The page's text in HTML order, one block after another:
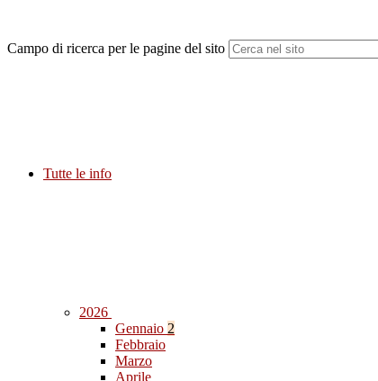
Campo di ricerca per le pagine del sito
Tutte le info
2026
Gennaio 2
Febbraio
Marzo
Aprile